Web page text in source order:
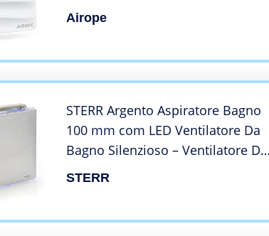
Estrazione Ventilazione +Valvola
di non Ritorno Aria,92
Airope
STERR Argento Aspiratore Bagno
100 mm com LED Ventilatore Da
Bagno Silenzioso – Ventilatore Da
Bagno Moderno – Ventilatore Da
STERR